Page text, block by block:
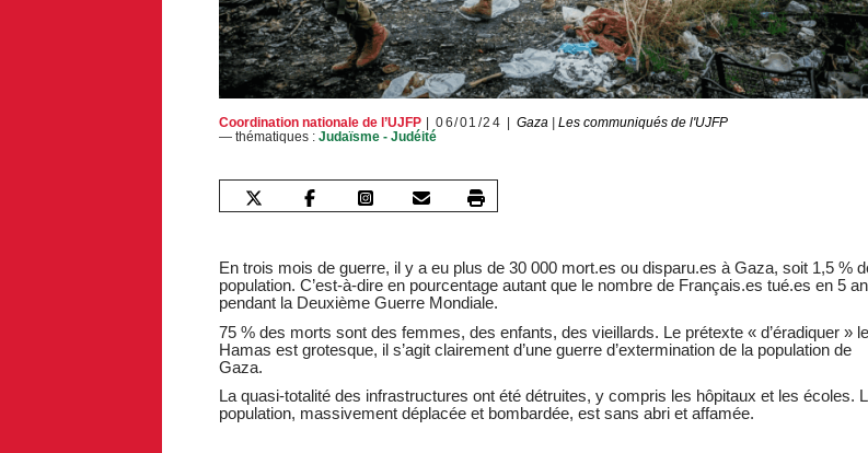
Coordination nationale de l’UJFP 06/01/24 Gaza
Les communiqués de l'UJFP
— thématiques : Judaïsme - Judéité
En trois mois de guerre, il y a eu plus de 30 000 mort.es ou disparu.es à Gaza, soit 1,5 %
population. C’est-à-dire en pourcentage autant que le nombre de Français.es tué.es en 5
pendant la Deuxième Guerre Mondiale.
75 % des morts sont des femmes, des enfants, des vieillards. Le prétexte « d’éradiquer » le
Hamas est grotesque, il s’agit clairement d’une guerre d’extermination de la population de
Gaza.
La quasi-totalité des infrastructures ont été détruites, y compris les hôpitaux et les écoles.
population, massivement déplacée et bombardée, est sans abri et affamée.